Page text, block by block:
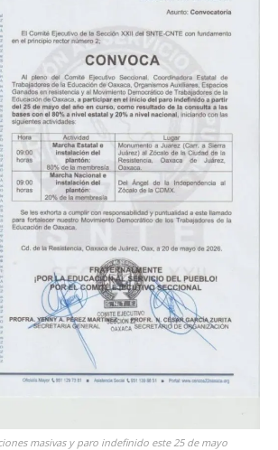
masivas y paro indefinido este 25 de mayo